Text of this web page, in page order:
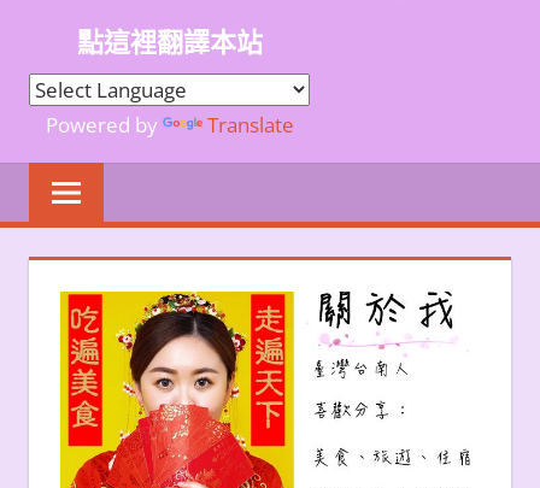
點這裡翻譯本站
Powered by Translate